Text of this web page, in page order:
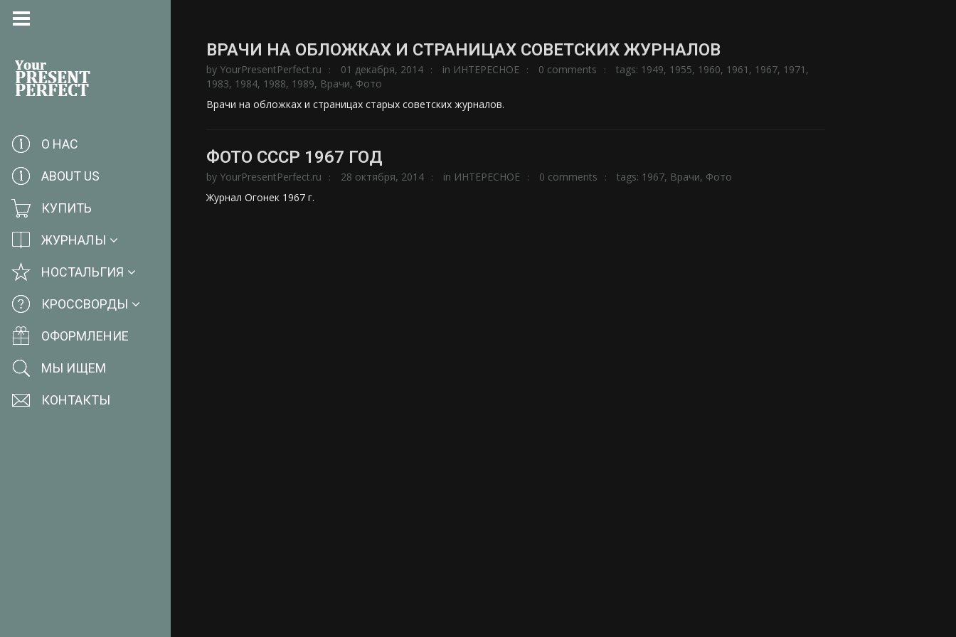
О НАС
ABOUT US
КУПИТЬ
ЖУРНАЛЫ
НОСТАЛЬГИЯ
КРОССВОРДЫ
ОФОРМЛЕНИЕ
МЫ ИЩЕМ
КОНТАКТЫ
ВРАЧИ НА ОБЛОЖКАХ И СТРАНИЦАХ СОВЕТСКИХ ЖУРНАЛОВ
by YourPresentPerfect.ru 01 декабря, 2014 in ИНТЕРЕСНОЕ 0 comments tags: 1949, 1955, 1960, 1961 , 1967, 1971 ,
1983, 1984, 1988, 1989, Врачи, Фото
Врачи на обложках и страницах старых советских журналов.
ФОТО СССР 1967 ГОД
by YourPresentPerfect.ru 28 октября, 2014 in ИНТЕРЕСНОЕ 0 comments tags: 1967, Врачи, Фото
Журнал Огонек 1967 г.